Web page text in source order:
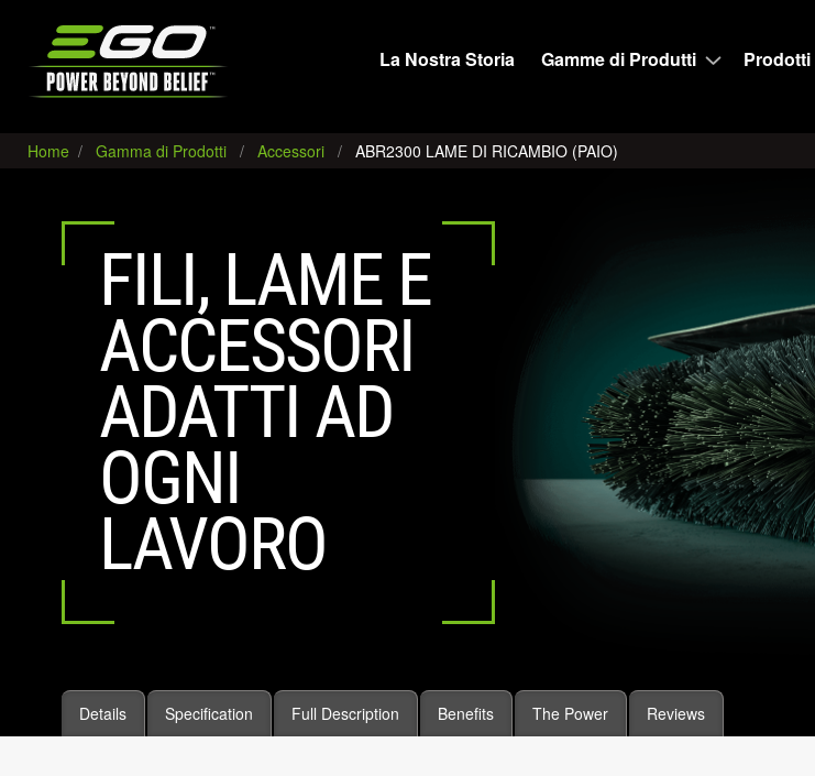
La Nostra Storia
Gamme di Produtti Prodotti
Home Gamma di Prodotti Accessori ABR2300 LAME DI RICAMBIO (PAIO)
FILI, LAME E
ACCESSORI
ADATTI AD
OGNI
LAVORO
Details Specification Full Description Benefits The Power Reviews